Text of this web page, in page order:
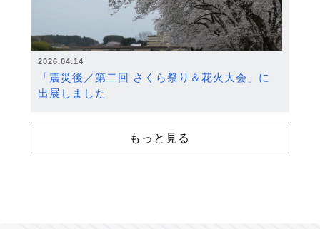
2026.04.14
「震災後／第二回 さくら祭り＆花火大会」に
出展しました
もっと見る